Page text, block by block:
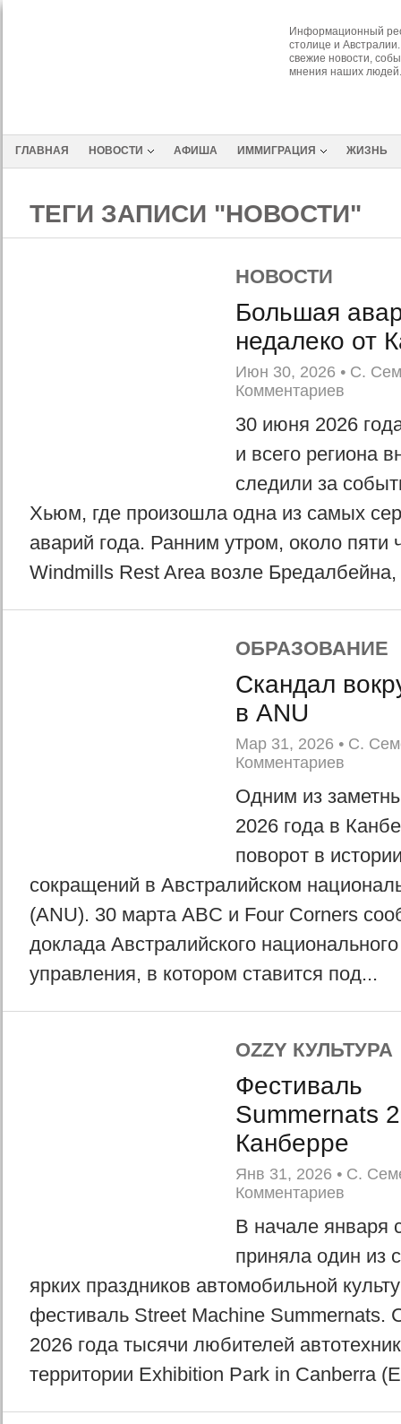
Информационный
столице и
свежие новости,
мнения наших людей.
ГЛАВНАЯ НОВОСТИ АФИША ИММИГРАЦИЯ ЖИЗНЬ
ТЕГИ ЗАПИСИ "НОВОСТИ"
НОВОСТИ
Большая
недалеко от
Июн 30, 2026 • С.
Комментариев
30 июня 2026
и всего региона
следили за
Хьюм, где произошла одна из самых
аварий года. Ранним утром, около пяти
Windmills Rest Area возле
ОБРАЗОВАНИЕ
Скандал
в ANU
Мар 31, 2026 • С.
Комментариев
Одним из
2026 года в
поворот в
сокращений в Австралийском
(ANU). 30 марта ABC и Four Corners
доклада Австралийского национального
управления, в котором ставится под...
OZZY КУЛЬТУРА
Фестиваль
Summernats
Канберре
Янв 31, 2026 • С.
Комментариев
В начале января
приняла один из
ярких праздников автомобильной
фестиваль Street Machine Summernats.
2026 года тысячи любителей
территории Exhibition Park in Canberra